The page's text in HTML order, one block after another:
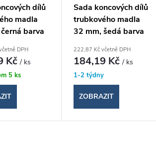
dílů
madla
barva
DPH
Kč/ ks
5 ks
Sada koncových dílů
trubkového madla
32 mm, šedá barva
222,87 Kč včetně DPH
184,19 Kč/ ks
1-2 týdny
ZOBRAZIT